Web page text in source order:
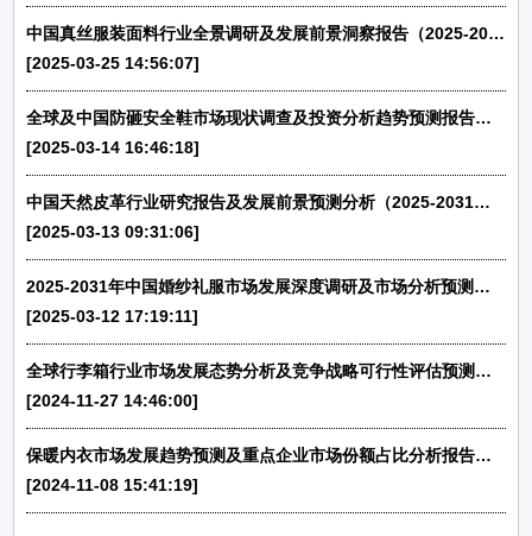
中国真丝服装面料行业全景调研及发展前景洞察报告（2025-2031）-中金企信发布
[2025-03-25 14:56:07]
全球及中国防砸安全鞋市场现状调查及投资分析趋势预测报告（2025-2031）-中金企信发布
[2025-03-14 16:46:18]
中国天然皮革行业研究报告及发展前景预测分析（2025-2031）-中金企信发布
[2025-03-13 09:31:06]
2025-2031年中国婚纱礼服市场发展深度调研及市场分析预测报告-中金企信发布
[2025-03-12 17:19:11]
全球行李箱行业市场发展态势分析及竞争战略可行性评估预测报告（2025版）-中金企信发布
[2024-11-27 14:46:00]
保暖内衣市场发展趋势预测及重点企业市场份额占比分析报告（2025版）-中金企信发布
[2024-11-08 15:41:19]